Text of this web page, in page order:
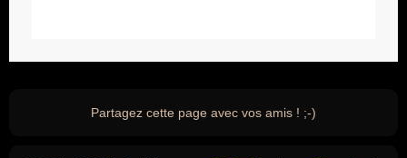
Partagez cette page avec vos amis ! ;-)